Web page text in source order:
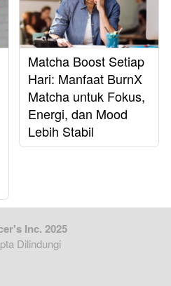
Matcha Boost Setiap
Hari: Manfaat BurnX
Matcha untuk Fokus,
Energi, dan Mood
Lebih Stabil
Inc. 2025
Dilindungi